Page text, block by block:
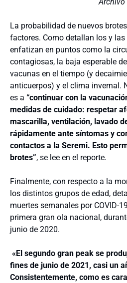
Archivo
La probabilidad de nuevos
factores. Como detallan los y
enfatizan en puntos como la
contagiosas, la baja esperable
vacunas en el tiempo (y
anticuerpos) y el clima invernal.
es a “continuar con la
medidas de cuidado: respetar
mascarilla, ventilación, lavado
rápidamente ante síntomas y
contactos a la Seremi. Esto
brotes”, se lee en el reporte.
Finalmente, con respecto a la
los distintos grupos de edad,
muertes semanales por COVID-
primera gran ola nacional,
junio de 2020.
«El segundo gran peak se
fines de junio de 2021, casi un
Consistentemente, como es